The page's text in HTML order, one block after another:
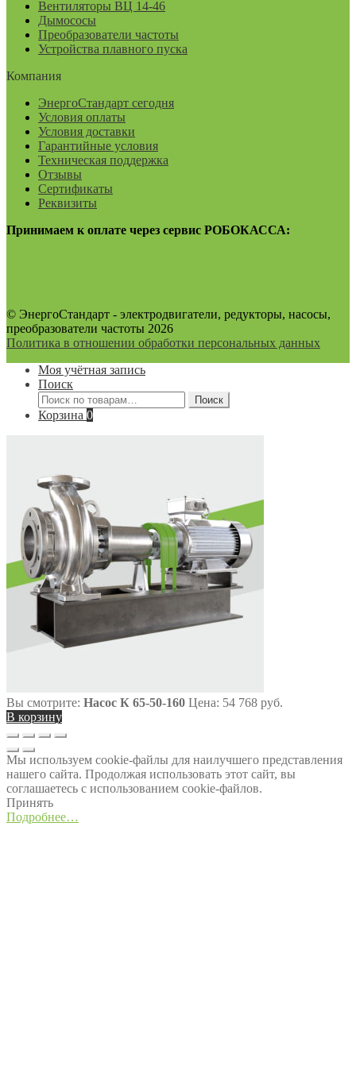
Вентиляторы ВЦ 14-46
Дымососы
Преобразователи частоты
Устройства плавного пуска
Компания
ЭнергоСтандарт сегодня
Условия оплаты
Условия доставки
Гарантийные условия
Техническая поддержка
Отзывы
Сертификаты
Реквизиты
Принимаем к оплате через сервис РОБОКАССА:
© ЭнергоСтандарт - электродвигатели, редукторы, насосы,
преобразователи частоты 2026
Политика в отношении обработки персональных данных
Моя учётная запись
Поиск
Искать:
Поиск
Корзина 0
Вы смотрите: Насос К 65-50-160 Цена: 54 768 руб.
В корзину
Мы используем cookie-файлы для наилучшего представления
нашего сайта. Продолжая использовать этот сайт, вы
соглашаетесь с использованием cookie-файлов.
Принять
Подробнее…